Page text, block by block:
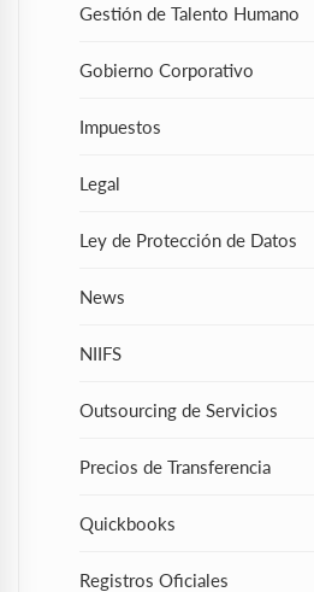
Gestión de Talento Humano
Gobierno Corporativo
Impuestos
Legal
Ley de Protección de Datos
News
NIIFS
Outsourcing de Servicios
Precios de Transferencia
Quickbooks
Registros Oficiales